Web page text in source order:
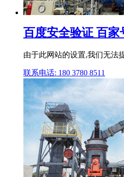
百度安全验证 百家
由于此网站的设置,我们无法
联系电话: 180 3780 8511